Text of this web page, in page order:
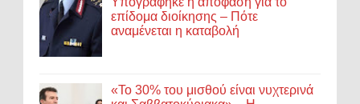
επίδομα διοίκησης – Πότε
αναμένεται η καταβολή
«Το 30% του μισθού είναι νυχτερινά